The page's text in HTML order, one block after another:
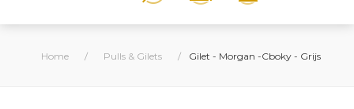
Home / Pulls & Gilets / Gilet - Morgan -Cboky - Grijs